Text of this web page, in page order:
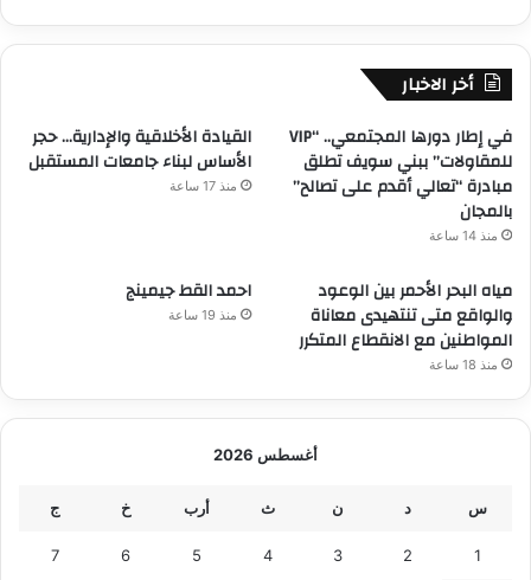
أخر الاخبار
في إطار دورها المجتمعي.. “VIP
للمقاولات” ببني سويف تطلق
مبادرة “تعالي أقدم على تصالح”
بالمجان
منذ 14 ساعة
القيادة الأخلاقية والإدارية… حجر
الأساس لبناء جامعات المستقبل
منذ 17 ساعة
مياه البحر الأحمر بين الوعود
والواقع متى تنتهيدى معاناة
المواطنين مع الانقطاع المتكرر
منذ 18 ساعة
احمد القط جيمينج
منذ 19 ساعة
أغسطس 2026
س د ن ث أرب خ ج
1
2
3
4
5
6
7